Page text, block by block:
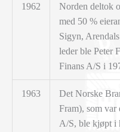
1962
Norden deltok
med 50 %
Sigyn,
leder ble Peter
Finans A/S i
1963
Det Norske
Fram), som
A/S, ble kjøpt i